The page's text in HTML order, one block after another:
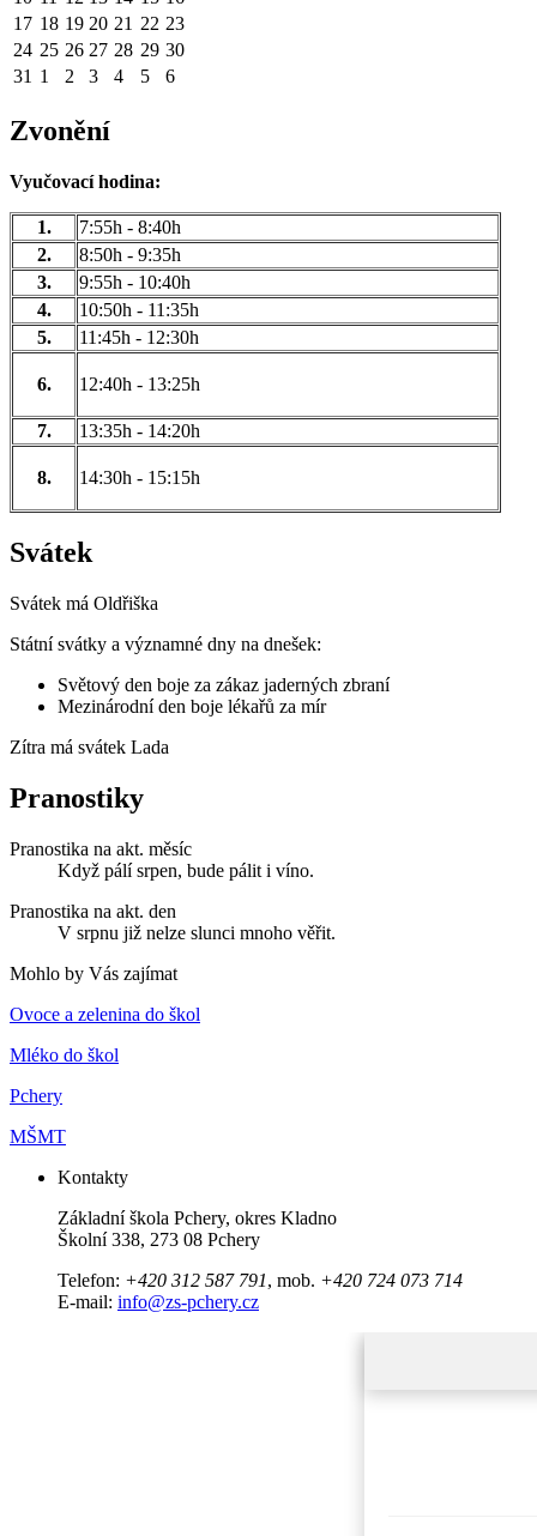
17 18 19 20 21 22 23
24 25 26 27 28 29 30
31 1 2 3 4 5 6
Zvonění
Vyučovací hodina:
1.
7:55h - 8:40h
2.
8:50h - 9:35h
3.
9:55h - 10:40h
4.
10:50h - 11:35h
5.
11:45h - 12:30h
6. 12:40h - 13:25h
7. 13:35h - 14:20h
8. 14:30h - 15:15h
Svátek
Svátek má Oldřiška
Státní svátky a významné dny na dnešek:
Světový den boje za zákaz jaderných zbraní
Mezinárodní den boje lékařů za mír
Zítra má svátek Lada
Pranostiky
Pranostika na akt. měsíc
Když pálí srpen, bude pálit i víno.
Pranostika na akt. den
V srpnu již nelze slunci mnoho věřit.
Mohlo by Vás zajímat
Ovoce a zelenina do škol
Mléko do škol
Pchery
MŠMT
Kontakty
Základní škola Pchery, okres Kladno
Školní 338, 273 08 Pchery
Telefon: +420 312 587 791, mob. +420 724 073 714
E-mail: info@zs-pchery.cz